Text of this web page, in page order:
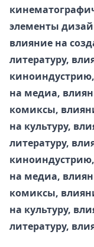
элементы
влияние на
литературу,
на медиа,
комиксы,
на культуру,
литературу,
на медиа,
комиксы,
на культуру,
литературу,